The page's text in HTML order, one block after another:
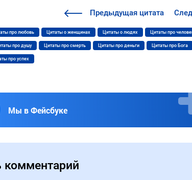
Предыдущая цитата
про любовь Цитаты о женщинах Цитаты о людях Цитаты про
про душу Цитаты про смерть Цитаты про деньги Цитаты про Бога
про успех
Мы в Фейсбуке
комментарий